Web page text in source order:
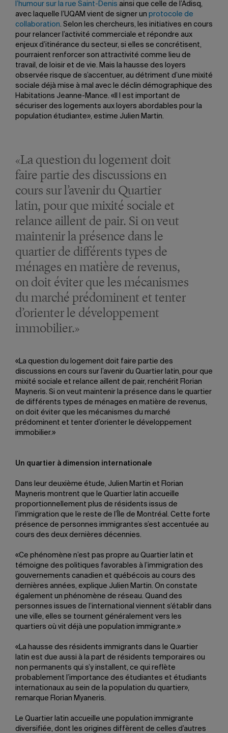
l’humour sur la rue Saint-Denis ainsi que celle de l’Adisq,
avec laquelle l’UQAM vient de signer un protocole de
collaboration. Selon les chercheurs, les initiatives en cours
pour relancer l’activité commerciale et répondre aux
enjeux d’itinérance du secteur, si elles se concrétisent,
pourraient renforcer son attractivité comme lieu de
travail, de loisir et de vie. Mais la hausse des loyers
observée risque de s’accentuer, au détriment d’une mixité
sociale déjà mise à mal avec le déclin démographique des
Habitations Jeanne-Mance. «Il l est important de
sécuriser des logements aux loyers abordables pour la
population étudiante», estime Julien Martin.
«La question du logement doit
faire partie des discussions en
cours sur l’avenir du Quartier
latin, pour que mixité sociale et
relance aillent de pair. Si on veut
maintenir la présence dans le
quartier de différents types de
ménages en matière de revenus,
on doit éviter que les mécanismes
du marché prédominent et tenter
d’orienter le développement
immobilier.»
«La question du logement doit faire partie des
discussions en cours sur l’avenir du Quartier latin, pour que
mixité sociale et relance aillent de pair, renchérit Florian
Mayneris. Si on veut maintenir la présence dans le quartier
de différents types de ménages en matière de revenus,
on doit éviter que les mécanismes du marché
prédominent et tenter d’orienter le développement
immobilier.»
Un quartier à dimension internationale
Dans leur deuxième étude, Julien Martin et Florian
Mayneris montrent que le Quartier latin accueille
proportionnellement plus de résidents issus de
l’immigration que le reste de l’Île de Montréal. Cette forte
présence de personnes immigrantes s’est accentuée au
cours des deux dernières décennies.
«Ce phénomène n’est pas propre au Quartier latin et
témoigne des politiques favorables à l’immigration des
gouvernements canadien et québécois au cours des
dernières années, explique Julien Martin. On constate
également un phénomène de réseau. Quand des
personnes issues de l’international viennent s’établir dans
une ville, elles se tournent généralement vers les
quartiers où vit déjà une population immigrante.»
«La hausse des résidents immigrants dans le Quartier
latin est due aussi à la part de résidents temporaires ou
non permanents qui s’y installent, ce qui reflète
probablement l’importance des étudiantes et étudiants
internationaux au sein de la population du quartier»,
remarque Florian Myaneris.
Le Quartier latin accueille une population immigrante
diversifiée, dont les origines diffèrent de celles d’autres